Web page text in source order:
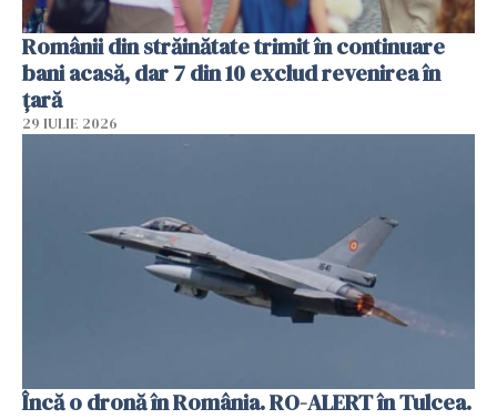
Românii din străinătate trimit în continuare
bani acasă, dar 7 din 10 exclud revenirea în
țară
29 IULIE 2026
Încă o dronă în România. RO-ALERT în Tulcea.